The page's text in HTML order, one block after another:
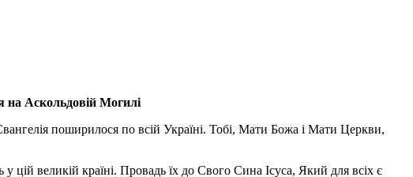
на Аскольдовій Могилі
поширилося по всій Україні. Тобі, Мати Божа і Мати Церкви,
великій країні. Провадь їх до Свого Сина Ісуса, Який для всіх є